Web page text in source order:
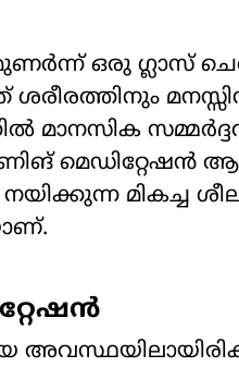
ഒരു ​ഗ്ലാസ്
ശരീരത്തിനും
മാനസിക
മെഡിറ്റേഷൻ
മികച്ച